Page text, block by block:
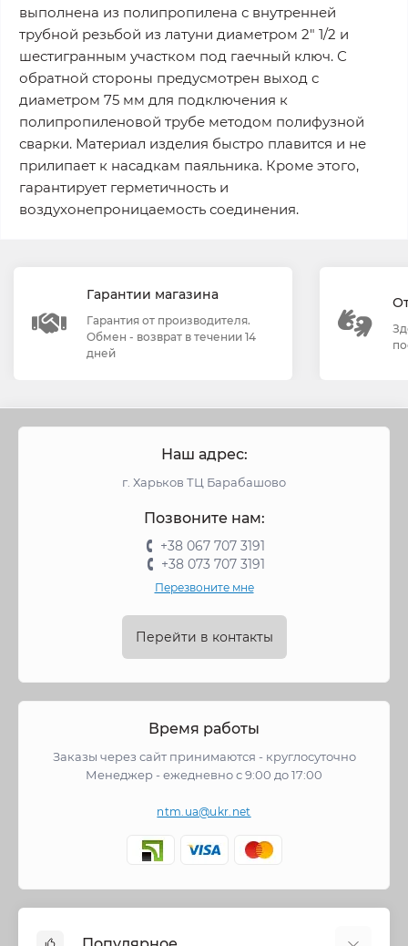
выполнена из полипропилена с внутренней
трубной резьбой из латуни диаметром 2" 1/2 и
шестигранным участком под гаечный ключ. С
обратной стороны предусмотрен выход с
диаметром 75 мм для подключения к
полипропиленовой трубе методом полифузной
сварки. Материал изделия быстро плавится и не
прилипает к насадкам паяльника. Кроме этого,
гарантирует герметичность и
воздухонепроницаемость соединения.
Гарантии магазина
Гарантия от производителя.
Обмен - возврат в течении 14
дней
Наш адрес:
г. Харьков ТЦ Барабашово
Позвоните нам:
+38 067 707 3191
+38 073 707 3191
Перезвоните мне
Перейти в контакты
Время работы
Заказы через сайт принимаются - круглосуточно
Менеджер - ежедневно с 9:00 до 17:00
ntm.ua@ukr.net